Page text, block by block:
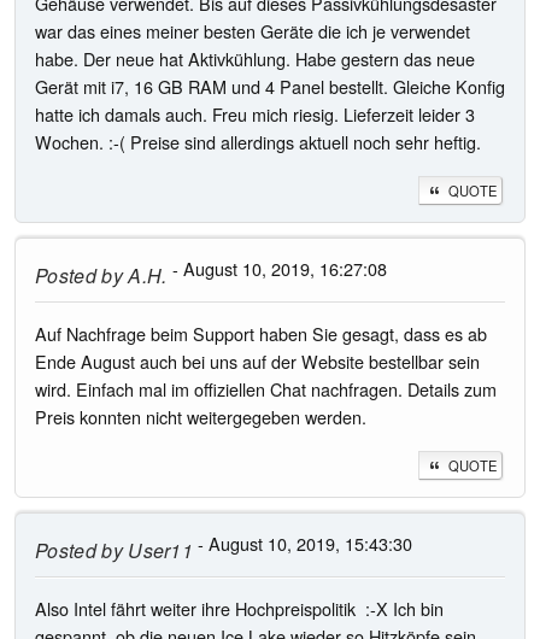
war das eines meiner besten Geräte die ich je verwendet
habe. Der neue hat Aktivkühlung. Habe gestern das neue
Gerät mit i7, 16 GB RAM und 4 Panel bestellt. Gleiche Konfig
hatte ich damals auch. Freu mich riesig. Lieferzeit leider 3
Wochen. :-( Preise sind allerdings aktuell noch sehr heftig.
QUOTE
Posted byA.H. - August 10, 2019, 16:27:08
Auf Nachfrage beim Support haben Sie gesagt, dass es ab
Ende August auch bei uns auf der Website bestellbar sein
wird. Einfach mal im offiziellen Chat nachfragen. Details zum
Preis konnten nicht weitergegeben werden.
QUOTE
Posted byUser11 - August 10, 2019, 15:43:30
Also Intel fährt weiter ihre Hochpreispolitik :-X Ich bin